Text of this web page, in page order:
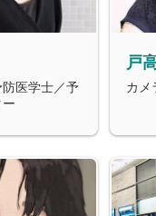
医学士／予
戸
カメ